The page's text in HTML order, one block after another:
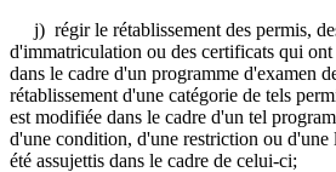
j) régir le rétablissement des permis,
d'immatriculation ou des certificats qui ont
dans le cadre d'un programme d'examen
rétablissement d'une catégorie de tels
est modifiée dans le cadre d'un tel
d'une condition, d'une restriction ou
été assujettis dans le cadre de celui-ci;